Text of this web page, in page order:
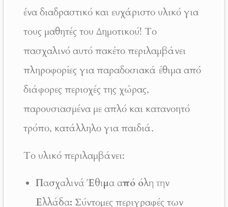
ένα διαδραστικό και ευχάριστο υλικό για
τους μαθητές του Δημοτικού! Το
πασχαλινό αυτό πακέτο περιλαμβάνει
πληροφορίες για παραδοσιακά έθιμα από
διάφορες περιοχές της χώρας,
παρουσιασμένα με απλό και κατανοητό
τρόπο, κατάλληλο για παιδιά.
Το υλικό περιλαμβάνει:
Πασχαλινά Έθιμα από όλη την
Ελλάδα: Σύντομες περιγραφές των